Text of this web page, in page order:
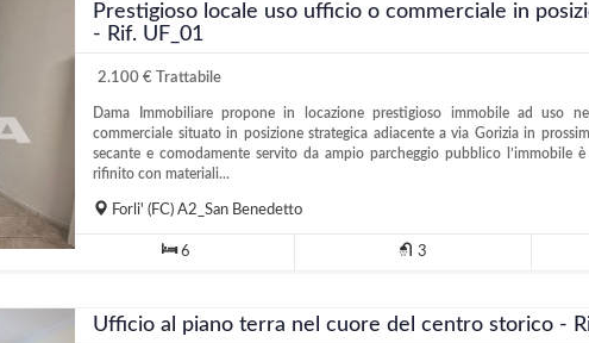
Prestigioso locale uso ufficio o commerciale in
- Rif. UF_01
2.100 € Trattabile
Dama Immobiliare propone in locazione prestigioso immobile ad uso
commerciale situato in posizione strategica adiacente a via Gorizia in
secante e comodamente servito da ampio parcheggio pubblico l’immobile
rifinito con materiali...
Forli' (FC)A2_San Benedetto
6 3
Ufficio al piano terra nel cuore del centro storico -